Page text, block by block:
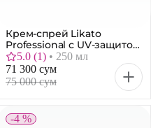
Крем-спрей Likato
Professional с UV-защитой,
17 в 1, 250 мл
5.0 (1) • 250 мл
71 300 сум
75 000 сум
-4 %